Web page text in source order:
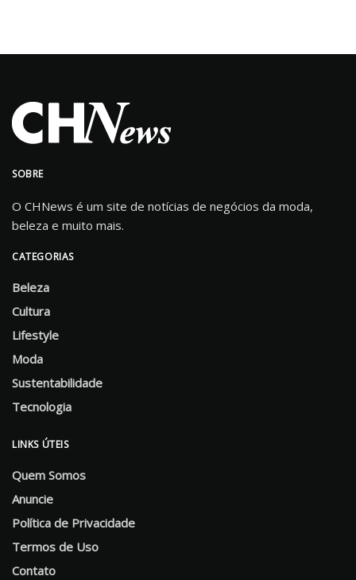
SOBRE
O CHNews é um site de notícias de negócios da moda,
beleza e muito mais.
CATEGORIAS
Beleza
Cultura
Lifestyle
Moda
Sustentabilidade
Tecnologia
LINKS ÚTEIS
Quem Somos
Anuncie
Política de Privacidade
Termos de Uso
Contato